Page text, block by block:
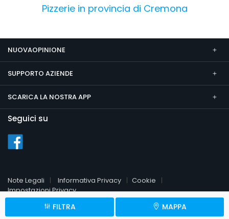
Pizzerie in provincia di Cremona
FILTRA MAPPA
NUOVAOPINIONE
SUPPORTO AZIENDE
SCARICA LA NOSTRA APP
Seguici su
Note Legali Informativa Privacy
Cookie
Impostazioni Privacy
© 2026 NuovaOpinione.it
P.Iva 09451510961